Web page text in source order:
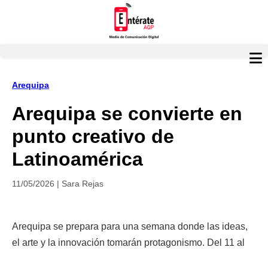
Arequipa
Arequipa se convierte en
punto creativo de
Latinoamérica
11/05/2026 | Sara Rejas
Arequipa se prepara para una semana donde las ideas,
el arte y la innovación tomarán protagonismo. Del 11 al